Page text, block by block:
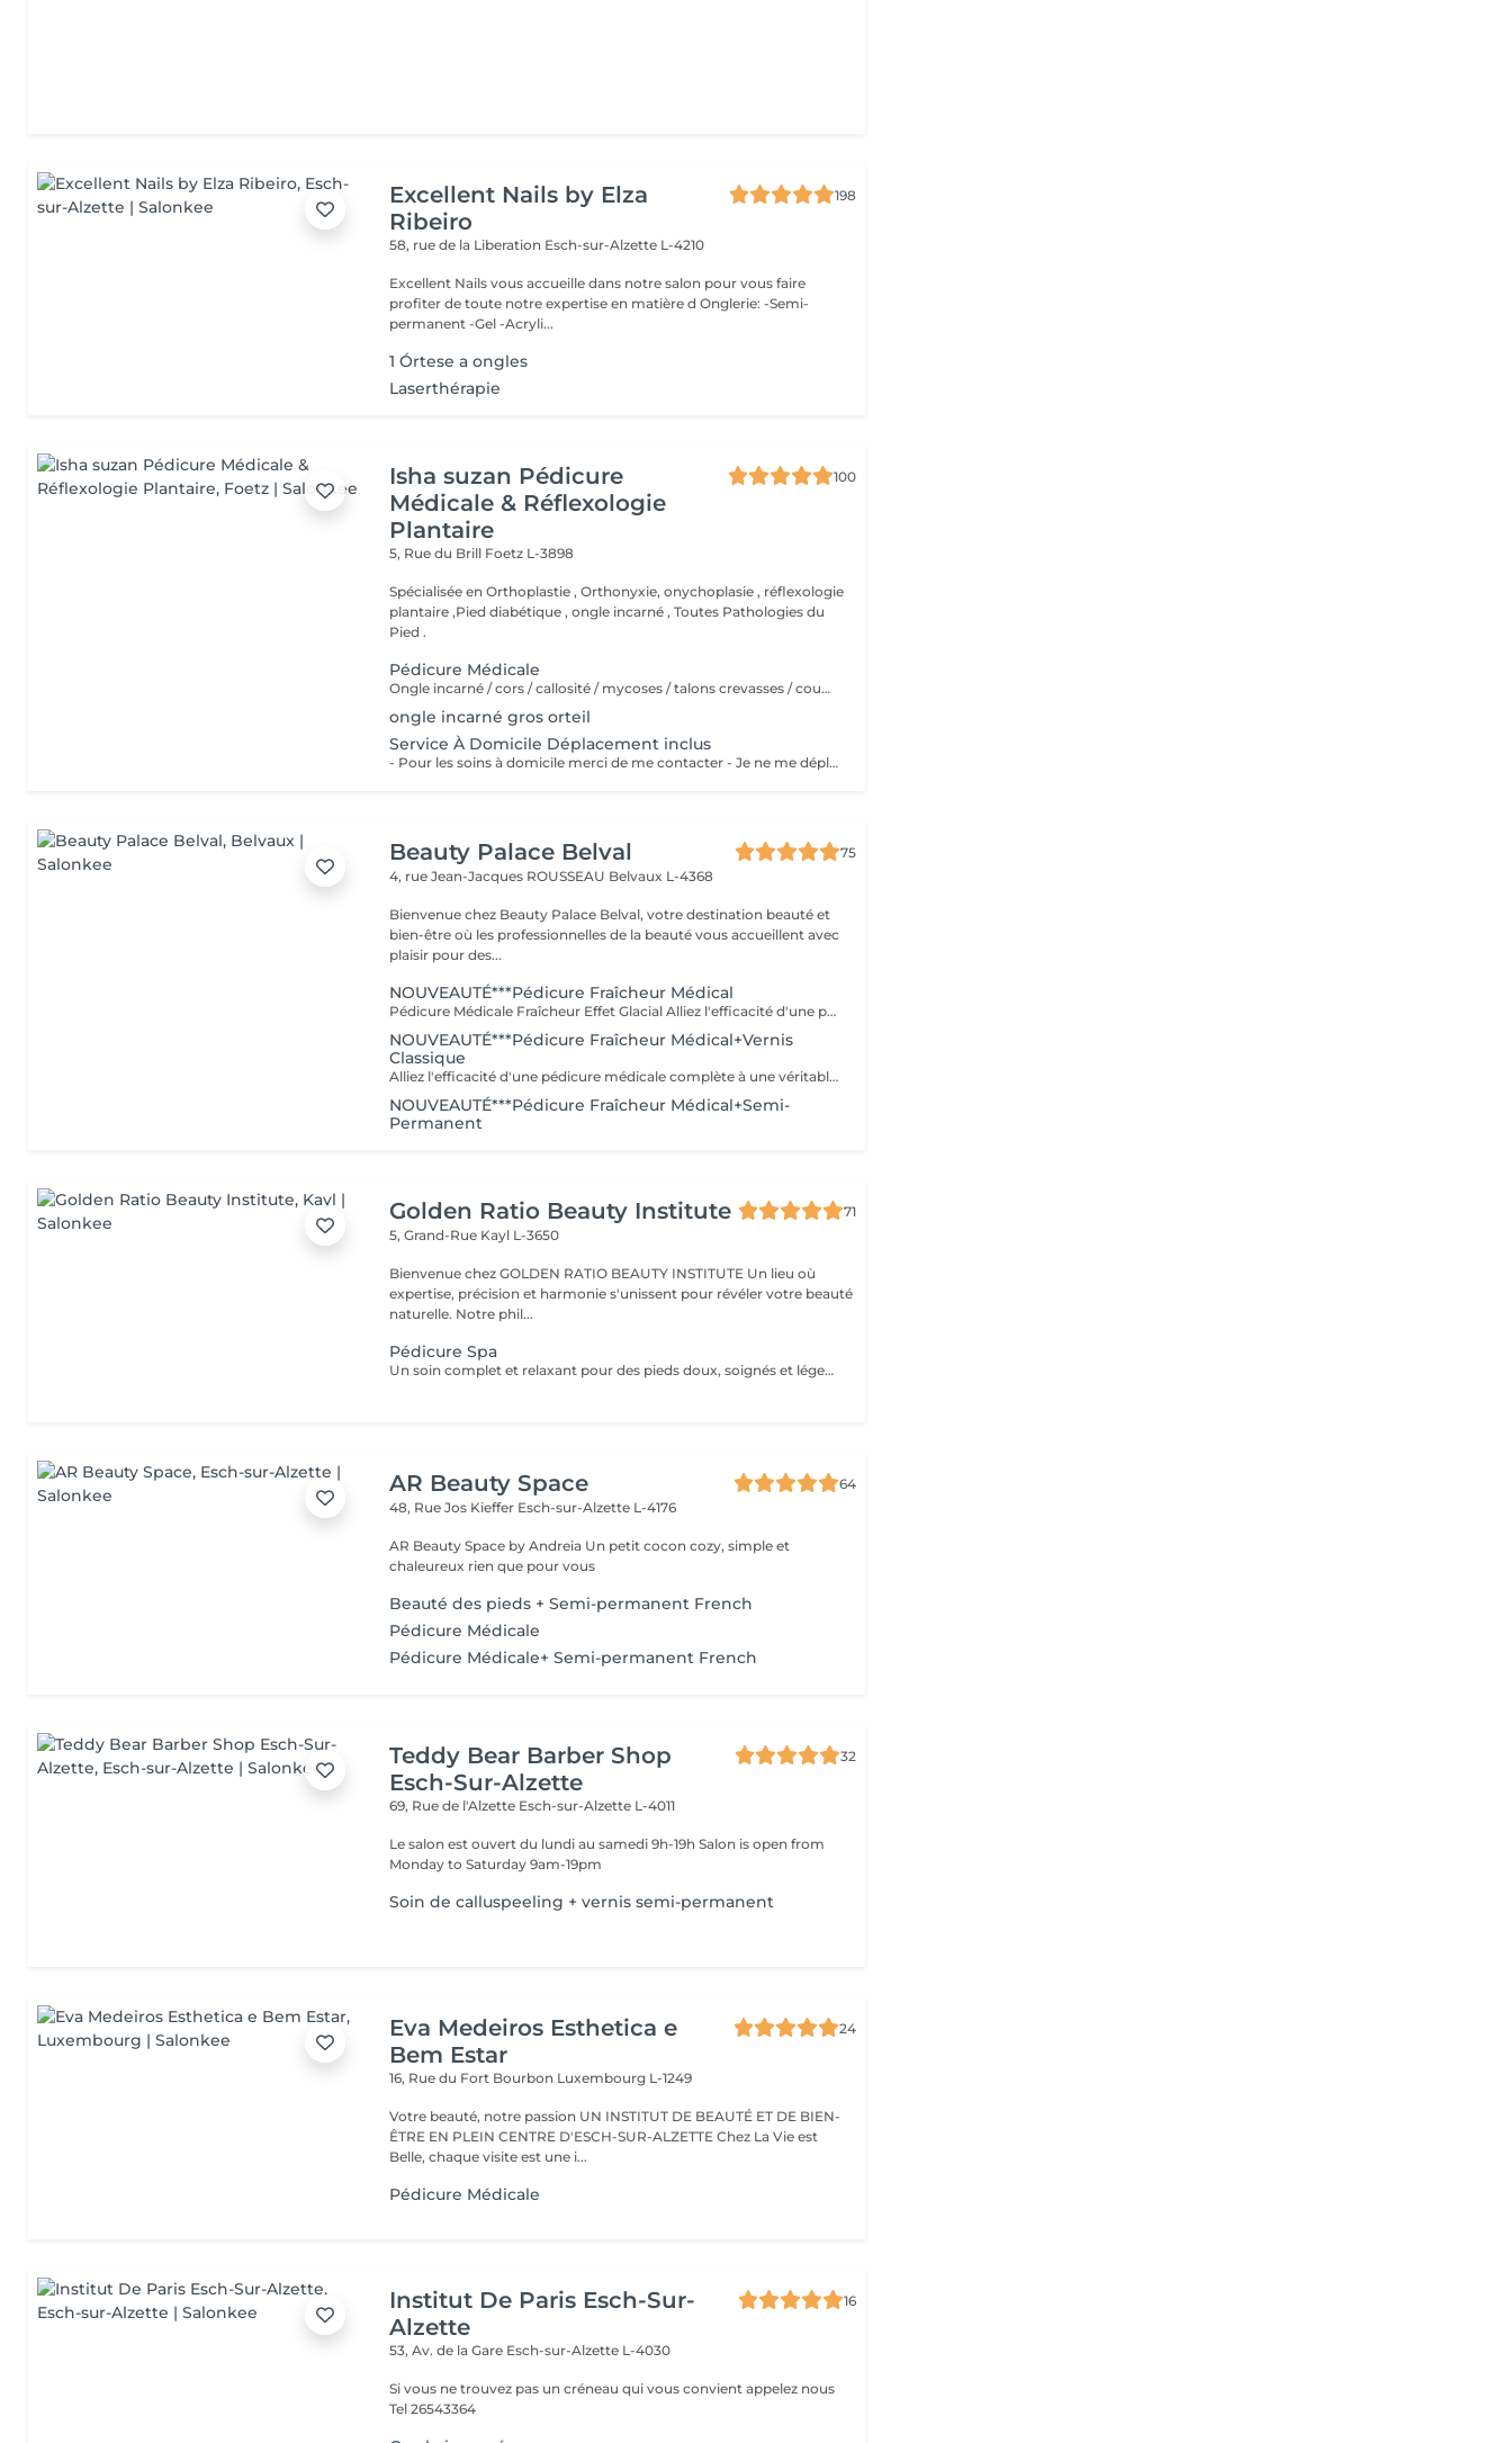
Excellent Nails by Elza
Ribeiro
198
58, rue de la Liberation Esch-sur-Alzette L-4210
Excellent Nails vous accueille dans notre salon pour vous faire
profiter de toute notre expertise en matière d Onglerie: -Semi-
permanent -Gel -Acryli...
1 Órtese a ongles
Laserthérapie
Isha suzan Pédicure
Médicale & Réflexologie
Plantaire
100
5, Rue du Brill Foetz L-3898
Spécialisée en Orthoplastie , Orthonyxie, onychoplasie , réflexologie
plantaire ,Pied diabétique , ongle incarné , Toutes Pathologies du
Pied .
Pédicure Médicale
Ongle incarné / cors / callosité / mycoses / talons crevasses / coupe les ongles /soin pied d'athlète sportif / durillons / pensmemt / pieds diabétiques / onychoplastie construire ongles
ongle incarné gros orteil
Service À Domicile Déplacement inclus
- Pour les soins à domicile merci de me contacter - Je ne me déplace pas à plus de 20 KM
Beauty Palace Belval
75
4, rue Jean-Jacques ROUSSEAU Belvaux L-4368
Bienvenue chez Beauty Palace Belval, votre destination beauté et
bien-être où les professionnelles de la beauté vous accueillent avec
plaisir pour des...
NOUVEAUTÉ***Pédicure Fraîcheur Médical
Pédicure Médicale Fraîcheur Effet Glacial Alliez l'efficacité d'une pédicure médicale complète à une véritable vague de fraîcheur intense. Ce soin approfondi des pieds associe le travail des ongles, cuticules, callosités et zones rugueuses à un gommage au sel et à l'amande douce, un bain effervescent relaxant et rafraîchissant, puis un soin à l'effet glacial appliqué jusqu'aux mollets. Une sensation de froid intense et revigorante, idéale pour retrouver des pieds parfaitement soignés tout en profitant d'un véritable moment de fraîcheur et de confort. Des pieds profondément soignés, doux et confortables, enveloppés d'une sensation glaciale irrésistible.
NOUVEAUTÉ***Pédicure Fraîcheur Médical+Vernis
Classique
Alliez l'efficacité d'une pédicure médicale complète à une véritable vague de fraîcheur intense, sublimée par la pose d'un vernis classique. Ce soin approfondi associe le travail des ongles, cuticules, callosités et zones rugueuses à un gommage au sel et à l'amande douce, un bain effervescent relaxant et rafraîchissant, puis un soin à l'effet glacial appliqué jusqu'aux mollets. Une sensation de froid intense et revigorante, idéale pour retrouver des pieds parfaitement soignés tout en profitant d'un véritable moment de fraîcheur. Des pieds profondément soignés, doux, élégamment vernis et enveloppés d'une sensation glaciale irrésistible.
NOUVEAUTÉ***Pédicure Fraîcheur Médical+Semi-
Permanent
Golden Ratio Beauty Institute
71
5, Grand-Rue Kayl L-3650
Bienvenue chez GOLDEN RATIO BEAUTY INSTITUTE Un lieu où
expertise, précision et harmonie s'unissent pour révéler votre beauté
naturelle. Notre phil...
Pédicure Spa
Un soin complet et relaxant pour des pieds doux, soignés et légers. La pédicure Spa allie beauté et bien-être grâce à un protocole en plusieurs étapes : Inclus : bain de pieds, soin des ongles et cuticules, gommage, ponçage des talons, masque nourrissant, massage hydratant. Résultat : des pieds parfaitement nets, régénérés et visiblement rafraîchis. Durée : environ 60 minutes. Un moment de détente profonde et de soin intense, pour des pieds sublimés.
AR Beauty Space
64
48, Rue Jos Kieffer Esch-sur-Alzette L-4176
AR Beauty Space by Andreia Un petit cocon cozy, simple et
chaleureux rien que pour vous
Beauté des pieds + Semi-permanent French
Pédicure Médicale
Pédicure Médicale+ Semi-permanent French
Teddy Bear Barber Shop
Esch-Sur-Alzette
32
69, Rue de l'Alzette Esch-sur-Alzette L-4011
Le salon est ouvert du lundi au samedi 9h-19h Salon is open from
Monday to Saturday 9am-19pm
Soin de calluspeeling + vernis semi-permanent
Eva Medeiros Esthetica e
Bem Estar
24
16, Rue du Fort Bourbon Luxembourg L-1249
Votre beauté, notre passion UN INSTITUT DE BEAUTÉ ET DE BIEN-
ÊTRE EN PLEIN CENTRE D'ESCH-SUR-ALZETTE Chez La Vie est
Belle, chaque visite est une i...
Pédicure Médicale
Institut De Paris Esch-Sur-
Alzette
16
53, Av. de la Gare Esch-sur-Alzette L-4030
Si vous ne trouvez pas un créneau qui vous convient appelez nous
Tel 26543364